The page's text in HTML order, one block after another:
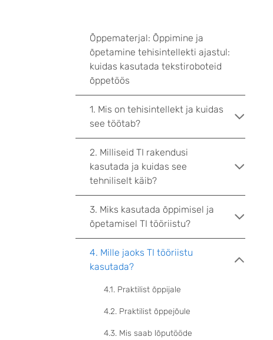
Õppematerjal: Õppimine ja
õpetamine tehisintellekti ajastul:
kuidas kasutada tekstiroboteid
õppetöös
1. Mis on tehisintellekt ja kuidas
see töötab?
2. Milliseid TI rakendusi
kasutada ja kuidas see
tehniliselt käib?
3. Miks kasutada õppimisel ja
õpetamisel TI tööriistu?
4. Mille jaoks TI tööriistu
kasutada?
4.1. Praktilist õppijale
4.2. Praktilist õppejõule
4.3. Mis saab lõputööde